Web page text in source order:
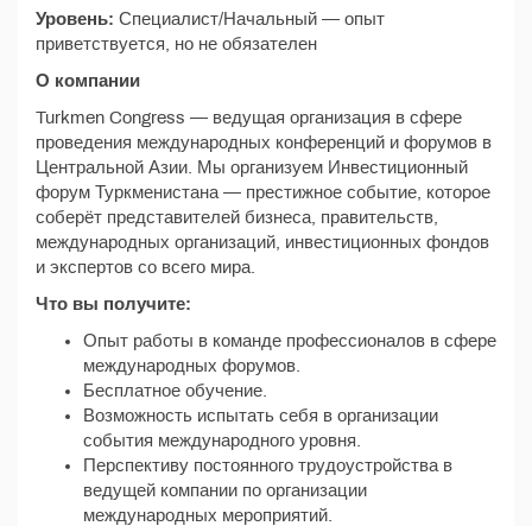
Уровень: Специалист/Начальный — опыт
приветствуется, но не обязателен
О компании
Turkmen Congress — ведущая организация в сфере
проведения международных конференций и форумов в
Центральной Азии. Мы организуем Инвестиционный
форум Туркменистана — престижное событие, которое
соберёт представителей бизнеса, правительств,
международных организаций, инвестиционных фондов
и экспертов со всего мира.
Что вы получите:
Опыт работы в команде профессионалов в сфере
международных форумов.
Бесплатное обучение.
Возможность испытать себя в организации
события международного уровня.
Перспективу постоянного трудоустройства в
ведущей компании по организации
международных мероприятий.